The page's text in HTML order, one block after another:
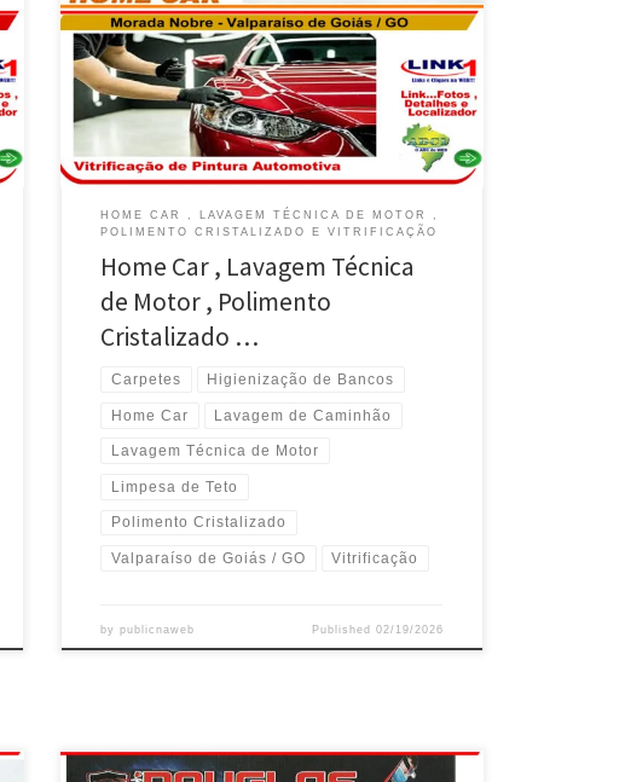
Polimento cristalizado em Valparaíso de Goiás / GO
Lavagem Americana com Cera e Lavagem Técnica do
Motor em Valparaíso de Goiás / GO Higienização dos
Bancos , Carpete e Teto é na Home Car em
Valparaíso de Goiás / GO Vitrificação […]
HOME CAR , LAVAGEM TÉCNICA DE MOTOR ,
POLIMENTO CRISTALIZADO E VITRIFICAÇÃO
Home Car , Lavagem Técnica
de Motor , Polimento
Cristalizado …
Carpetes Higienização de Bancos
Home Car Lavagem de Caminhão
Lavagem Técnica de Motor
Limpesa de Teto
Polimento Cristalizado
Valparaíso de Goiás / GO Vitrificação
bypublicnaweb Published 02/19/2026